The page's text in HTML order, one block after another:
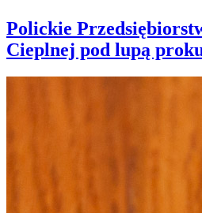
Polickie
Cieplnej pod lupą